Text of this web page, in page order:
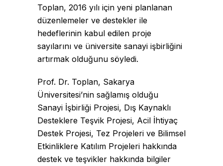
Toplan, 2016 yılı için yeni planlanan
düzenlemeler ve destekler ile
hedeflerinin kabul edilen proje
sayılarını ve üniversite sanayi işbirliğini
artırmak olduğunu söyledi.
Prof. Dr. Toplan, Sakarya
Üniversitesi’nin sağlamış olduğu
Sanayi İşbirliği Projesi, Dış Kaynaklı
Desteklere Teşvik Projesi, Acil İhtiyaç
Destek Projesi, Tez Projeleri ve Bilimsel
Etkinliklere Katılım Projeleri hakkında
destek ve teşvikler hakkında bilgiler